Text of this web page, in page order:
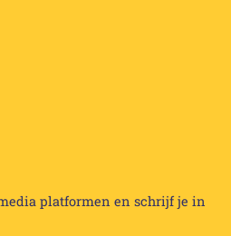
platformen en schrijf je in